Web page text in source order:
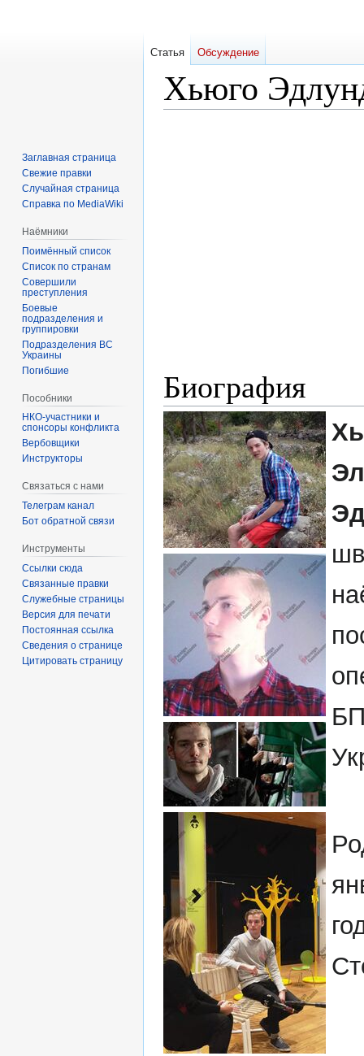
Хьюго
Биография
Статья Обсуждение
Заглавная страница
Свежие правки
Случайная страница
Справка по MediaWiki
Наёмники
Поимённый список
Список по странам
Совершили
преступления
Боевые
подразделения и
группировки
Подразделения ВС
Украины
Погибшие
Пособники
спонсоры конфликта
‏‎Вербовщики
Инструкторы
Связаться с нами
Телеграм канал
Бот обратной связи
Инструменты
Ссылки сюда
Связанные правки
Служебные страницы
Версия для печати
Постоянная ссылка
Сведения о странице
Цитировать страницу